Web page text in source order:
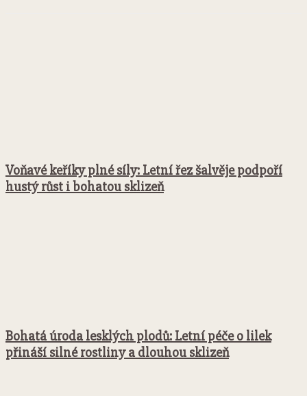
Voňavé keříky plné síly: Letní řez šalvěje podpoří
hustý růst i bohatou sklizeň
Bohatá úroda lesklých plodů: Letní péče o lilek
přináší silné rostliny a dlouhou sklizeň